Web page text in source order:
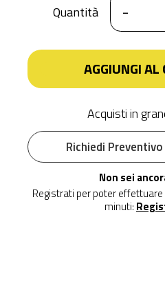
Quantità -
AGGIUNGI AL
Acquisti in
Richiedi
Non sei
Registrati per poter
minuti: